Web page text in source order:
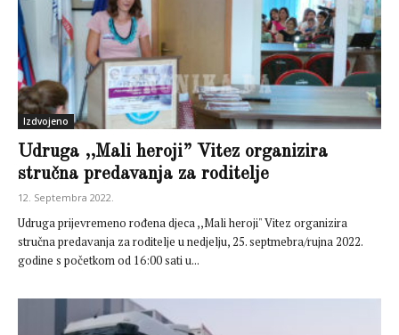
Izdvojeno
Udruga ,,Mali heroji” Vitez organizira
stručna predavanja za roditelje
12. Septembra 2022.
Udruga prijevremeno rođena djeca ,,Mali heroji" Vitez organizira
stručna predavanja za roditelje u nedjelju, 25. septmebra/rujna 2022.
godine s početkom od 16:00 sati u...